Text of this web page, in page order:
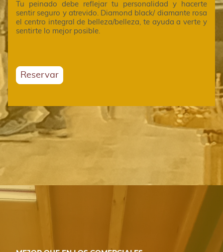
Tu peinado debe reflejar tu personalidad y hacerte
sentir seguro y atrevido. Diamond black/ diamante rosa
el centro integral de belleza/belleza, te ayuda a verte y
sentirte lo mejor posible.
Reservar